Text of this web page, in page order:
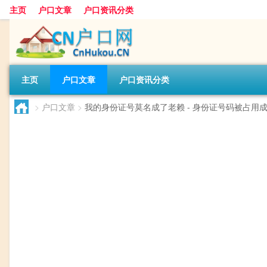
主页 户口文章 户口资讯分类
主页 户口文章 户口资讯分类
> 户口文章 > 我的身份证号莫名成了老赖 - 身份证号码被占用